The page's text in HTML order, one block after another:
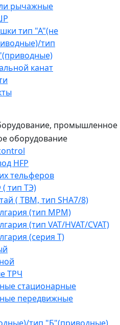
рычажные
тип "А"(не
тип
канат
промышленное
оборудование
HFP
тельферов
( тип ТЭ)
( TBM, тип SHA7/8)
(тип МРМ)
(тип VAT/HVAT/CVAT)
(серия Т)
ТРЧ
стационарные
передвижные